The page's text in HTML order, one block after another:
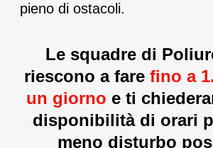
pieno di ostacoli.
Le squadre di
riescono a fare fino a
un giorno e ti
disponibilità di orari
meno disturbo